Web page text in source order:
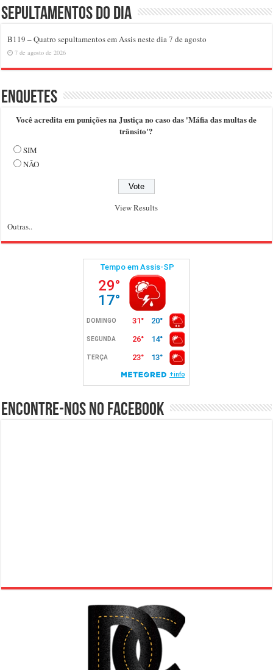
Sepultamentos do dia
B119 – Quatro sepultamentos em Assis neste dia 7 de agosto
7 de agosto de 2026
Enquetes
Você acredita em punições na Justiça no caso das 'Máfia das multas de
trânsito'?
SIM
NÃO
View Results
Outras..
Encontre-nos no Facebook